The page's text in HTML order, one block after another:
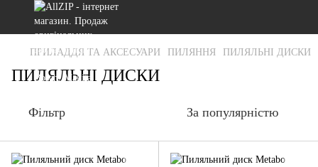
ПРИЛАДДЯ ТА АКСЕСУАРИ ПИЛЯННЯ ПИЛЯЛЬНІ ДИСКИ
ПИЛЯЛЬНІ ДИСКИ
Фільтр За популярністю